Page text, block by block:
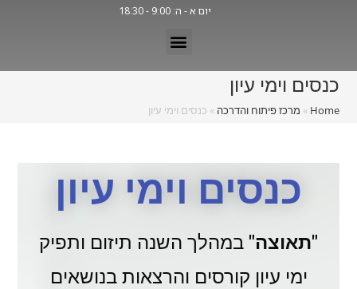
יום א - ה: 9:00 - 18:30
כנסים וימי עיון
Home
» מרכז פיתוח והדרכה » כנסים וימי עיון
כנסים וימי עיון
"תאוצה" במהלך השנה תיזום ותפיק
ימי עיון קורסים והרצאות בנושאים